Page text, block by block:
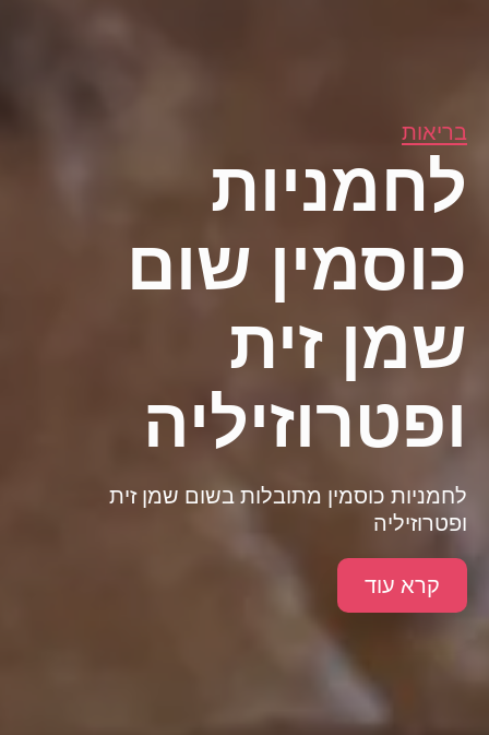
בריאות
לחמניות
כוסמין שום
שמן זית
ופטרוזיליה
לחמניות כוסמין מתובלות בשום שמן זית
ופטרוזיליה
קרא עוד